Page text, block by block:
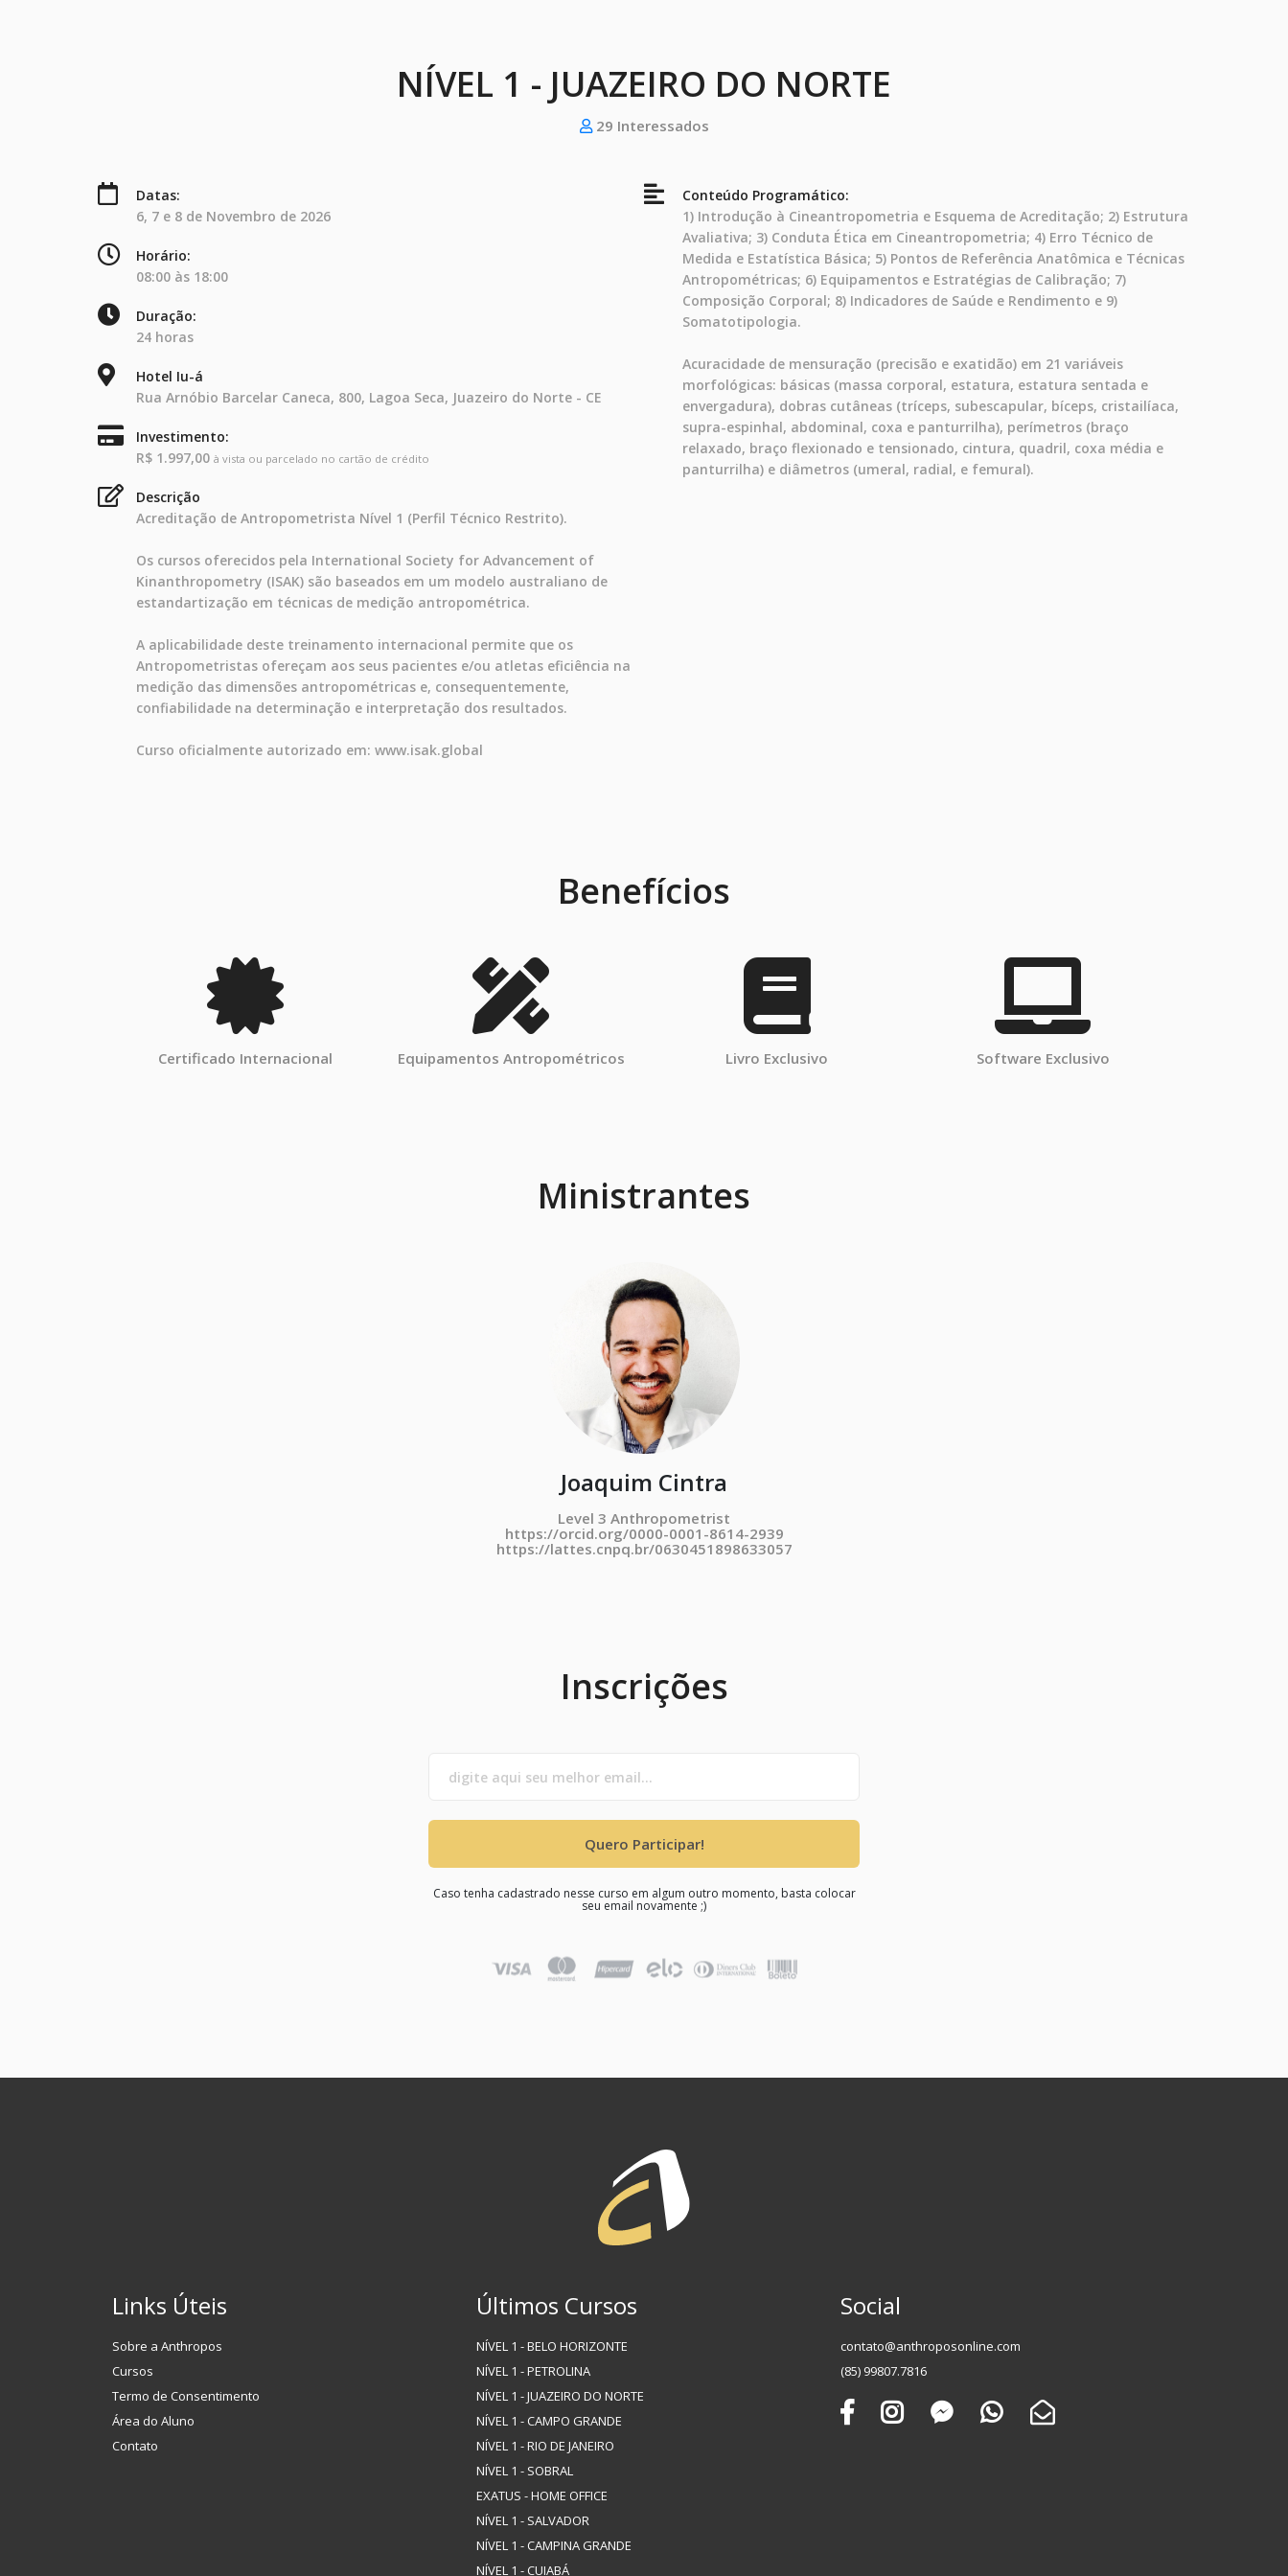
NÍVEL 1 - JUAZEIRO DO NORTE
29 Interessados
Datas:
6, 7 e 8 de Novembro de 2026
Horário:
08:00 às 18:00
Duração:
24 horas
Hotel Iu-á
Rua Arnóbio Barcelar Caneca, 800, Lagoa Seca, Juazeiro do Norte - CE
Investimento:
R$ 1.997,00 à vista ou parcelado no cartão de crédito
Descrição
Acreditação de Antropometrista Nível 1 (Perfil Técnico Restrito).
Os cursos oferecidos pela International Society for Advancement of
Kinanthropometry (ISAK) são baseados em um modelo australiano de
estandartização em técnicas de medição antropométrica.
A aplicabilidade deste treinamento internacional permite que os
Antropometristas ofereçam aos seus pacientes e/ou atletas eficiência na
medição das dimensões antropométricas e, consequentemente,
confiabilidade na determinação e interpretação dos resultados.
Curso oficialmente autorizado em: www.isak.global
Conteúdo Programático:
1) Introdução à Cineantropometria e Esquema de Acreditação; 2) Estrutura
Avaliativa; 3) Conduta Ética em Cineantropometria; 4) Erro Técnico de
Medida e Estatística Básica; 5) Pontos de Referência Anatômica e Técnicas
Antropométricas; 6) Equipamentos e Estratégias de Calibração; 7)
Composição Corporal; 8) Indicadores de Saúde e Rendimento e 9)
Somatotipologia.
Acuracidade de mensuração (precisão e exatidão) em 21 variáveis
morfológicas: básicas (massa corporal, estatura, estatura sentada e
envergadura), dobras cutâneas (tríceps, subescapular, bíceps, cristailíaca,
supra-espinhal, abdominal, coxa e panturrilha), perímetros (braço
relaxado, braço flexionado e tensionado, cintura, quadril, coxa média e
panturrilha) e diâmetros (umeral, radial, e femural).
Benefícios
Certificado Internacional Equipamentos Antropométricos Livro Exclusivo Software Exclusivo
Ministrantes
Joaquim Cintra
Level 3 Anthropometrist
https://orcid.org/0000-0001-8614-2939
https://lattes.cnpq.br/0630451898633057
Inscrições
Quero Participar!
Caso tenha cadastrado nesse curso em algum outro momento, basta colocar
seu email novamente ;)
Links Úteis
Sobre a Anthropos
Cursos
Termo de Consentimento
Área do Aluno
Contato
Últimos Cursos
NÍVEL 1 - BELO HORIZONTE
NÍVEL 1 - PETROLINA
NÍVEL 1 - JUAZEIRO DO NORTE
NÍVEL 1 - CAMPO GRANDE
NÍVEL 1 - RIO DE JANEIRO
NÍVEL 1 - SOBRAL
EXATUS - HOME OFFICE
NÍVEL 1 - SALVADOR
NÍVEL 1 - CAMPINA GRANDE
NÍVEL 1 - CUIABÁ
Social
contato@anthroposonline.com
(85) 99807.7816